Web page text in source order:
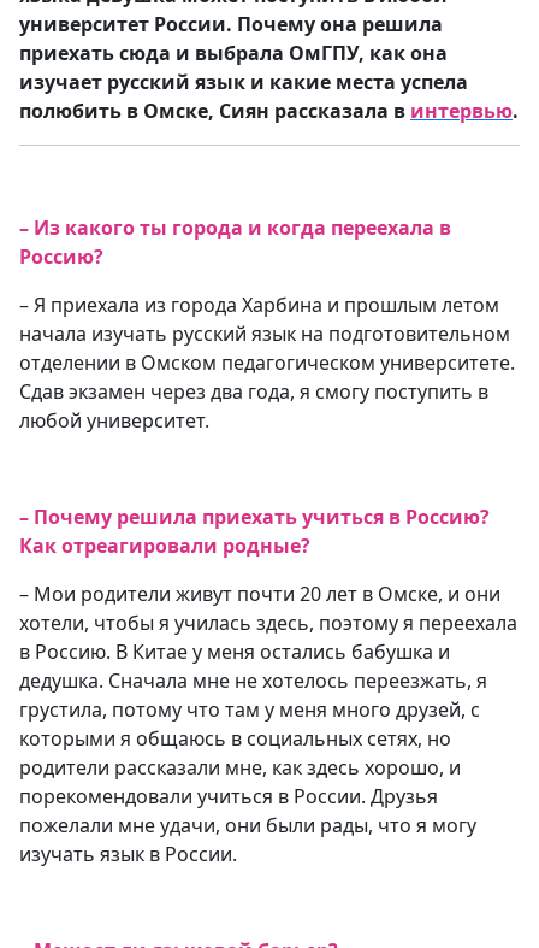
университет России. Почему она решила
приехать сюда и выбрала ОмГПУ, как она
изучает русский язык и какие места успела
полюбить в Омске, Сиян рассказала в интервью.
– Из какого ты города и когда переехала в
Россию?
– Я приехала из города Харбина и прошлым летом
начала изучать русский язык на подготовительном
отделении в Омском педагогическом университете.
Сдав экзамен через два года, я смогу поступить в
любой университет.
– Почему решила приехать учиться в Россию?
Как отреагировали родные?
– Мои родители живут почти 20 лет в Омске, и они
хотели, чтобы я училась здесь, поэтому я переехала
в Россию. В Китае у меня остались бабушка и
дедушка. Сначала мне не хотелось переезжать, я
грустила, потому что там у меня много друзей, с
которыми я общаюсь в социальных сетях, но
родители рассказали мне, как здесь хорошо, и
порекомендовали учиться в России. Друзья
пожелали мне удачи, они были рады, что я могу
изучать язык в России.